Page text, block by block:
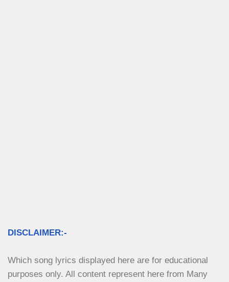
DISCLAIMER:-
Which song lyrics displayed here are for educational
purposes only. All content represent here from Many